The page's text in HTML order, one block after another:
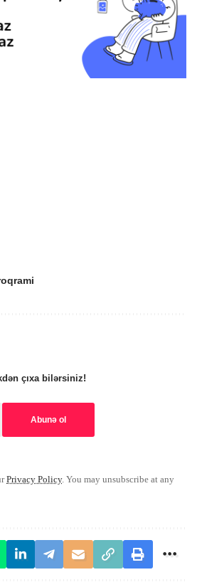
çıxa bilərsiniz!
Privacy Policy. You may unsubscribe at any